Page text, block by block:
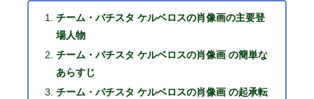
チーム・バチスタ ケルベロスの肖像画の主要登
場人物
チーム・バチスタ ケルベロスの肖像画 の簡単な
あらすじ
チーム・バチスタ ケルベロスの肖像画 の起承転